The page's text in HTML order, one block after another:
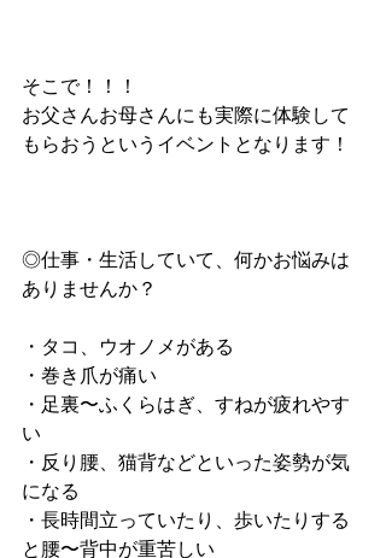
そこで！！！
お父さんお母さんにも実際に体験して
もらおうというイベントとなります！
◎仕事・生活していて、何かお悩みは
ありませんか？
・タコ、ウオノメがある
・巻き爪が痛い
・足裏〜ふくらはぎ、すねが疲れやす
い
・反り腰、猫背などといった姿勢が気
になる
・長時間立っていたり、歩いたりする
と腰〜背中が重苦しい